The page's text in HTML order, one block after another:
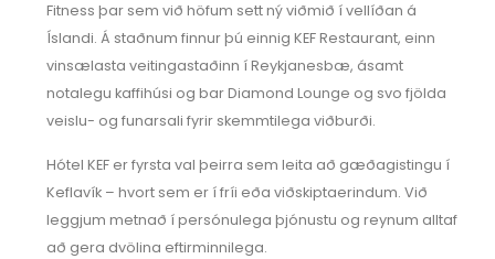
Fitness þar sem við höfum sett ný viðmið í vellíðan á
Íslandi. Á staðnum finnur þú einnig KEF Restaurant, einn
vinsælasta veitingastaðinn í Reykjanesbæ, ásamt
notalegu kaffihúsi og bar Diamond Lounge og svo fjölda
veislu- og funarsali fyrir skemmtilega viðburði.
Hótel KEF er fyrsta val þeirra sem leita að gæðagistingu í
Keflavík – hvort sem er í fríi eða viðskiptaerindum. Við
leggjum metnað í persónulega þjónustu og reynum alltaf
að gera dvölina eftirminnilega.